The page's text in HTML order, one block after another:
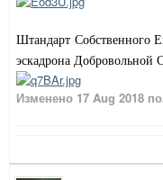
Штандарт Собственного
эскадрона Добровольной
Изменено 17 Aug 2018